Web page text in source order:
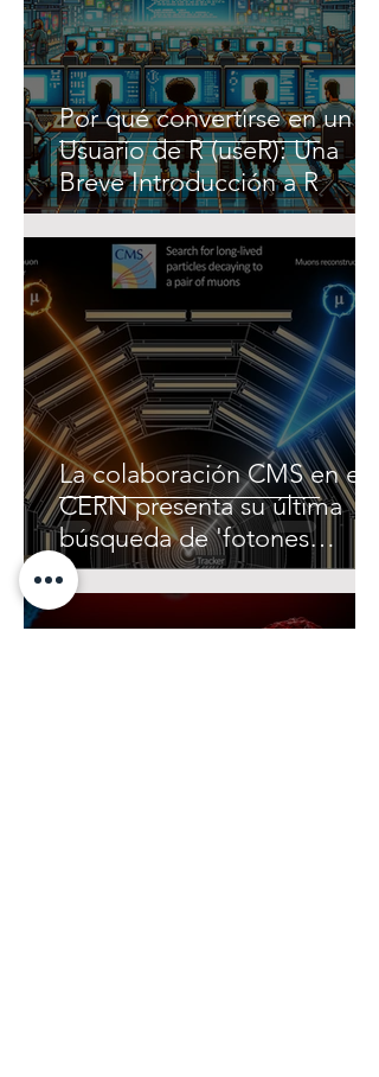
Por qué convertirse en un
Usuario de R (useR): Una
Breve Introducción a R
La colaboración CMS en el
CERN presenta su última
búsqueda de 'fotones
oscuros'